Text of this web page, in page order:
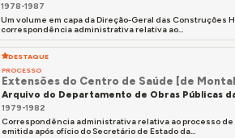
1978-1987
Um volume em capa da Direção-Geral das Construções
correspondência administrativa relativa ao...
DESTAQUE
PROCESSO
Extensões do Centro de Saúde [de
Arquivo do Departamento de Obras Públicas
1979-1982
Correspondência administrativa relativa ao processo
emitida após ofício do Secretário de Estado da...